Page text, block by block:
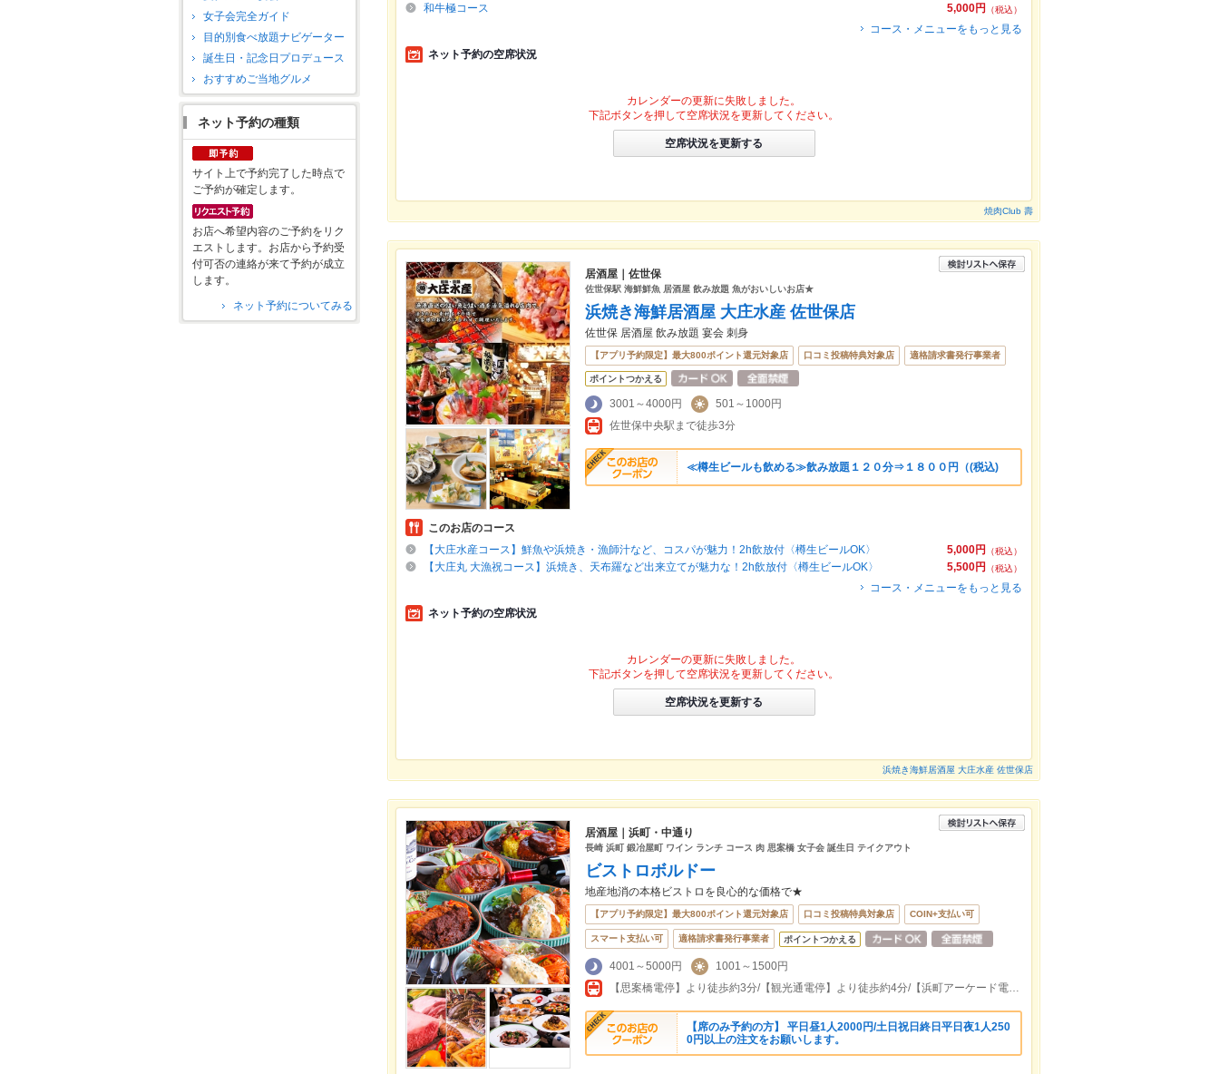
女子会完全ガイド
目的別食べ放題ナビゲーター
誕生日・記念日プロデュース
おすすめご当地グルメ
ネット予約の種類
サイト上で予約完了した時点で
ご予約が確定します。
お店へ希望内容のご予約をリク
エストします。お店から予約受
付可否の連絡が来て予約が成立
します。
ネット予約についてみる
5,000円
（税込）
和牛極コース
コース・メニューをもっと見る
ネット予約の空席状況
カレンダーの更新に失敗しました。
下記ボタンを押して空席状況を更新してください。
空席状況を更新する
焼肉Club 壽
居酒屋｜佐世保
佐世保駅 海鮮鮮魚 居酒屋 飲み放題 魚がおいしいお店★
浜焼き海鮮居酒屋 大庄水産 佐世保店
佐世保 居酒屋 飲み放題 宴会 刺身
【アプリ予約限定】最大800ポイント還元対象店 口コミ投稿特典対象店 適格請求書発行事業者
ポイントつかえる
3001～4000円
501～1000円
佐世保中央駅まで徒歩3分
≪樽生ビールも飲める≫飲み放題１２０分⇒１８００円（(税込)
このお店のコース
5,000円
（税込）
【大庄水産コース】鮮魚や浜焼き・漁師汁など、コスパが魅力！2h飲放付〈樽生ビールOK〉
5,500円
（税込）
【大庄丸 大漁祝コース】浜焼き、天布羅など出来立てが魅力な！2h飲放付〈樽生ビールOK〉
コース・メニューをもっと見る
ネット予約の空席状況
カレンダーの更新に失敗しました。
下記ボタンを押して空席状況を更新してください。
空席状況を更新する
浜焼き海鮮居酒屋 大庄水産 佐世保店
居酒屋｜浜町・中通り
長崎 浜町 鍛冶屋町 ワイン ランチ コース 肉 思案橋 女子会 誕生日 テイクアウト
ビストロボルドー
地産地消の本格ビストロを良心的な価格で★
【アプリ予約限定】最大800ポイント還元対象店 口コミ投稿特典対象店 COIN+支払い可
スマート支払い可 適格請求書発行事業者 ポイントつかえる
4001～5000円
1001～1500円
【思案橋電停】より徒歩約3分/【観光通電停】より徒歩約4分/【浜町アーケード電停】より徒歩約5分
【席のみ予約の方】 平日昼1人2000円/土日祝日終日平日夜1人250
0円以上の注文をお願いします。